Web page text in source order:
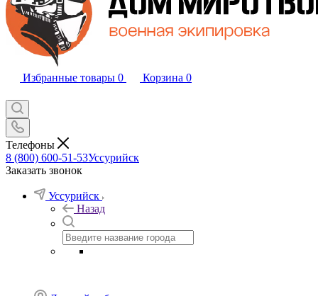
Избранные товары 0 Корзина 0
Телефоны
8 (800) 600-51-53Уссурийск
Заказать звонок
Уссурийск
Назад